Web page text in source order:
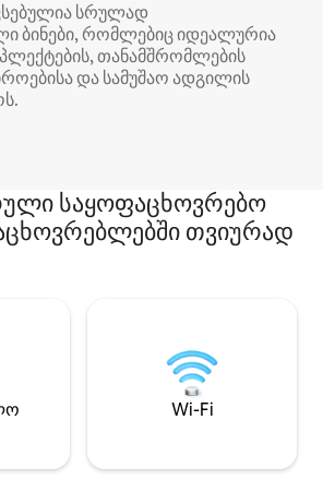
სრულად
ბინები, რომლებიც იდეალურია
თანამშრომლების
და სამუშაო ადგილის
საყოფაცხოვრებო
თვიურად
Wi-Fi